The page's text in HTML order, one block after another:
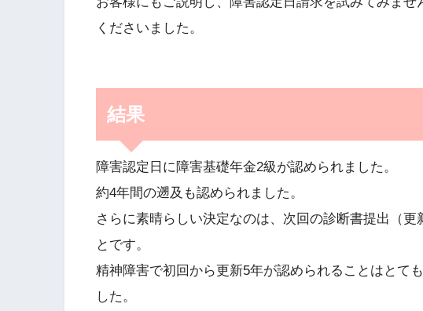
くださいました。
結果
障害認定日に障害基礎年金2級が認められました。
約4年間の遡及も認められました。
さらに素晴らしい決定なのは、次回の診断書提出（
とです。
精神障害で初回から更新5年が認められることはとて
した。